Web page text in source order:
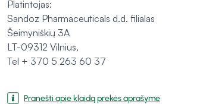
Platintojas:
Sandoz Pharmaceuticals d.d. filialas
Šeimyniškių 3A
LT-09312 Vilnius,
Tel + 370 5 263 60 37
Pranešti apie klaidą prekės aprašyme